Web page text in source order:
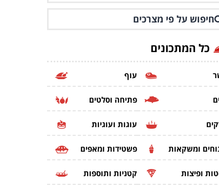
חיפוש על פי מצרכים
כל המתכונים
עוף
פתיחה וסלטים
עוגות ועוגיות
ומשקאות פשטידות ומאפים
ופיצות קטניות ותוספות